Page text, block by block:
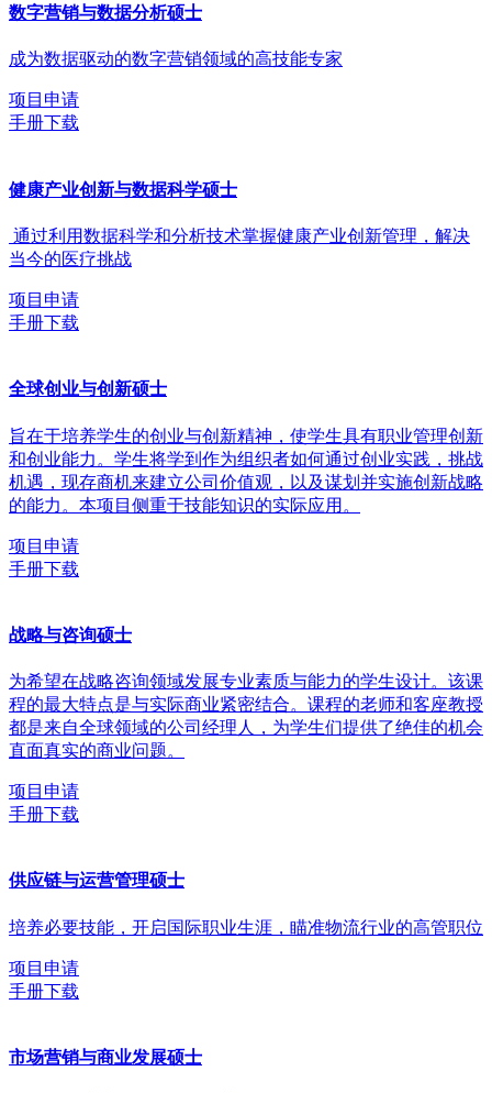
数字营销与数据分析硕士
成为数据驱动的数字营销领域的高技能专家
项目申请
手册下载
健康产业创新与数据科学硕士
通过利用数据科学和分析技术掌握健康产业创新管理，解决
当今的医疗挑战
项目申请
手册下载
全球创业与创新硕士
旨在于培养学生的创业与创新精神，使学生具有职业管理创新
和创业能力。学生将学到作为组织者如何通过创业实践，挑战
机遇，现存商机来建立公司价值观，以及谋划并实施创新战略
的能力。本项目侧重于技能知识的实际应用。
项目申请
手册下载
战略与咨询硕士
为希望在战略咨询领域发展专业素质与能力的学生设计。该课
程的最大特点是与实际商业紧密结合。课程的老师和客座教授
都是来自全球领域的公司经理人，为学生们提供了绝佳的机会
直面真实的商业问题。
项目申请
手册下载
供应链与运营管理硕士
培养必要技能，开启国际职业生涯，瞄准物流行业的高管职位
项目申请
手册下载
市场营销与商业发展硕士